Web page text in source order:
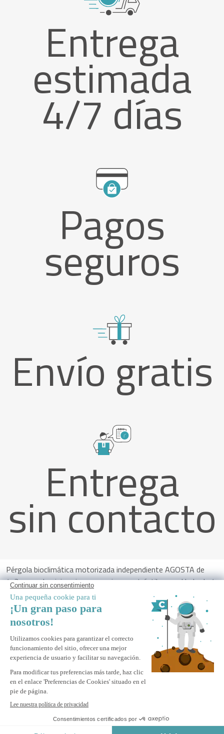
Entrega
estimada
4/7 días
Pagos
seguros
Envío gratis
Entrega
sin contacto
Pérgola bioclimática motorizada independiente AGOSTA de
4x3 m en aluminio gris con persianas retráctiles en el lado de 4
m.
ALERTAME
Avísame cuando este producto vuelva a estar disponible.
Pago Seguro